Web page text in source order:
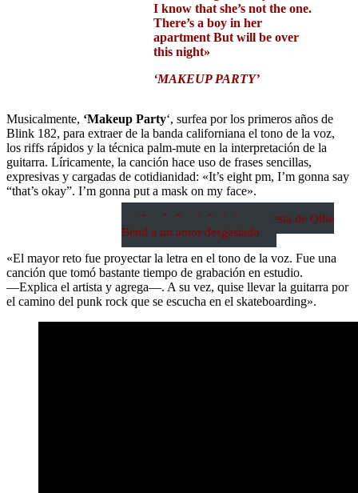
I know that she’s not the one.
There’s a boy in her
apartmentBut will be over
this night»
‘MAKEUP PARTY’
Musicalmente, ‘Makeup Party‘, surfea por los primeros años de
Blink 182, para extraer de la banda californiana el tono de la voz,
los riffs rápidos y la técnica palm-mute en la interpretación de la
guitarra. Líricamente, la canción hace uso de frases sencillas,
expresivas y cargadas de cotidianidad: «It’s eight pm, I’m gonna say
“that’s okay”. I’m gonna put a mask on my face».
‘Lest´s Break Up’, la respuesta de Ollie
Bend a un amor desgastado
«El mayor reto fue proyectar la letra en el tono de la voz. Fue una
canción que tomó bastante tiempo de grabación en estudio.
―Explica el artista y agrega―. A su vez, quise llevar la guitarra por
el camino del punk rock que se escucha en el skateboarding».